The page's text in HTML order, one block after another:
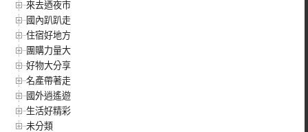
來去迺夜市
國內趴趴走
住宿好地方
團購力量大
好物大分享
名產帶著走
國外逍遙遊
生活好精彩
未分類